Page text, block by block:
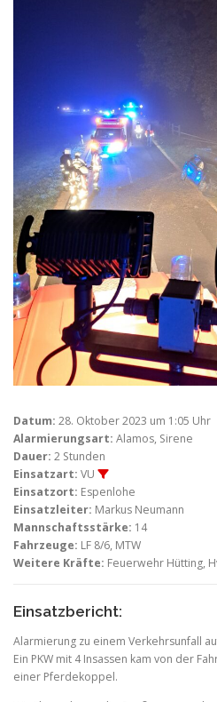
Datum: 28. Oktober 2023 um 1:05 Uhr
Alarmierungsart: Alamos, Sirene
Dauer: 2 Stunden
Einsatzart: VU
Einsatzort: Espenlohe
Einsatzleiter: Markus Neumann
Mannschaftsstärke: 14
Fahrzeuge: LF 8/6, MTW
Weitere Kräfte: Feuerwehr Hütting,
Einsatzbericht:
Alarmierung zu einem Verkehrsunfall
Ein PKW mit 4 Insassen kam von der
einer Pferdekoppel.